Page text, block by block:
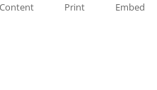
Print Embed